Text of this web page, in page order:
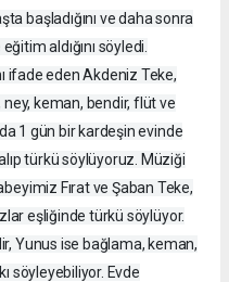
başladığını ve daha sonra
aldığını söyledi.
ifade eden Akdeniz Teke,
keman, bendir, flüt ve
1 gün bir kardeşin evinde
türkü söylüyoruz. Müziği
Fırat ve Şaban Teke,
eşliğinde türkü söylüyor.
Yunus ise bağlama, keman,
söyleyebiliyor. Evde